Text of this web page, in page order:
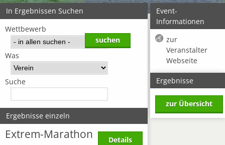
In Ergebnissen Suchen
Wettbewerb
Was
Suche
Ergebnisse einzeln
Extrem-Marathon Details
Event-
Informationen
zur
Veranstalter
Webseite
Ergebnisse
zur Übersicht